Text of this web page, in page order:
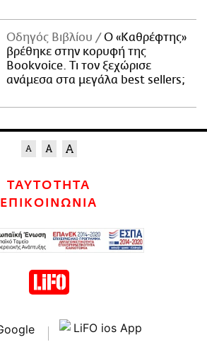
Οδηγός Βιβλίου
Ο «Καθρέφτης»
βρέθηκε στην κορυφή της
Bookvoice. Τι τον ξεχώρισε
ανάμεσα στα μεγάλα best sellers;
ΤΑΥΤΟΤΗΤΑ
ΕΠΙΚΟΙΝΩΝΙΑ